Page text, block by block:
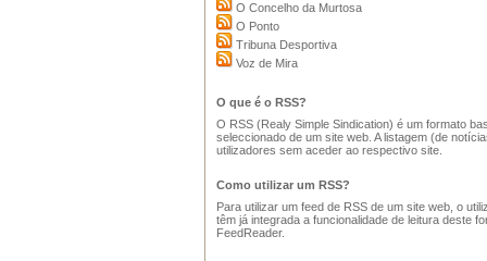
O Concelho da Murtosa
O Ponto
Tribuna Desportiva
Voz de Mira
O que é o RSS?
O RSS (Realy Simple Sindication) é um formato
seleccionado de um site web. A listagem (de
utilizadores sem aceder ao respectivo site.
Como utilizar um RSS?
Para utilizar um feed de RSS de um site web, o
têm já integrada a funcionalidade de leitura deste
FeedReader.